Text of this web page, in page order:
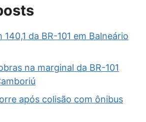
da BR-101 em Balneário
na marginal da BR-101
após colisão com ônibus